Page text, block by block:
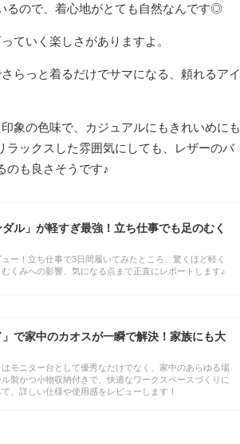
るので、着心地がとても自然なんです◎
ていく楽しさがありますよ。
らっと着るだけでサマになる、頼れるアイ
象の色味で、カジュアルにもきれいめにも
ックスした雰囲気にしても、レザーのバ
のも良さそうです♪
ル」が軽すぎ最強！立ち仕事でも足のむく
ー！立ち仕事で3日間履いてみたところ、驚くほど軽く
くみへの影響、気になる点まで正直にレポートします♪
で家中のカオスが一瞬で解決！家族にも大
モニター台として優秀なだけでなく、家中のあらゆる場
製かつ小物収納付きで、快適なワークスペースづくりに
、詳しい仕様や使用感をレビューします！